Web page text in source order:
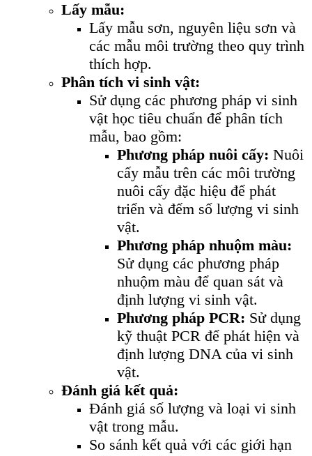
Lấy mẫu:
Lấy mẫu sơn, nguyên liệu sơn và
các mẫu môi trường theo quy trình
thích hợp.
Phân tích vi sinh vật:
Sử dụng các phương pháp vi sinh
vật học tiêu chuẩn để phân tích
mẫu, bao gồm:
Phương pháp nuôi cấy: Nuôi
cấy mẫu trên các môi trường
nuôi cấy đặc hiệu để phát
triển và đếm số lượng vi sinh
vật.
Phương pháp nhuộm màu:
Sử dụng các phương pháp
nhuộm màu để quan sát và
định lượng vi sinh vật.
Phương pháp PCR: Sử dụng
kỹ thuật PCR để phát hiện và
định lượng DNA của vi sinh
vật.
Đánh giá kết quả:
Đánh giá số lượng và loại vi sinh
vật trong mẫu.
So sánh kết quả với các giới hạn